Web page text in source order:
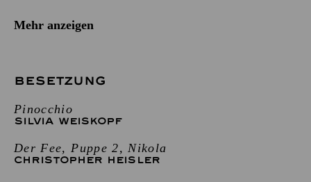
Mehr anzeigen
BESETZUNG
Pinocchio
SILVIA WEISKOPF
Der Fee, Puppe 2, Nikola
CHRISTOPHER HEISLER